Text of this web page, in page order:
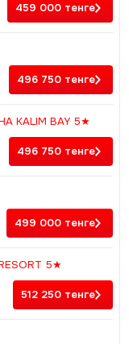
459 000 тенге
496 750 тенге
KALIM BAY 5★
496 750 тенге
499 000 тенге
5★
512 250 тенге